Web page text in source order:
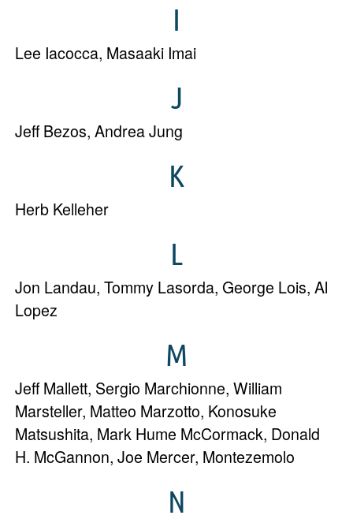
I
Lee Iacocca, Masaaki Imai
J
Jeff Bezos, Andrea Jung
K
Herb Kelleher
L
Jon Landau, Tommy Lasorda, George Lois, Al
Lopez
M
Jeff Mallett, Sergio Marchionne, William
Marsteller, Matteo Marzotto, Konosuke
Matsushita, Mark Hume McCormack, Donald
H. McGannon, Joe Mercer, Montezemolo
N